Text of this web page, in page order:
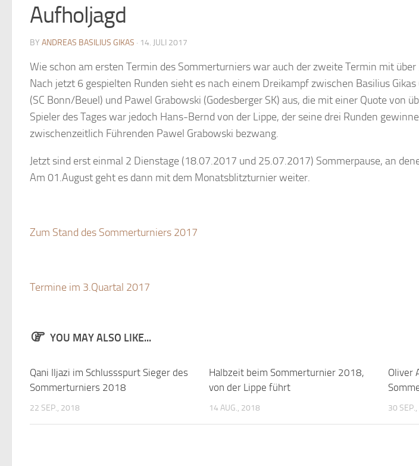
Aufholjagd
BY ANDREAS BASILIUS GIKAS · 14. JULI 2017
Wie schon am ersten Termin des Sommerturniers war auch der zweite Termin mit
Nach jetzt 6 gespielten Runden sieht es nach einem Dreikampf zwischen Basilius
(SC Bonn/Beuel) und Pawel Grabowski (Godesberger SK) aus, die mit einer Quote von
Spieler des Tages war jedoch Hans-Bernd von der Lippe, der seine drei Runden
zwischenzeitlich Führenden Pawel Grabowski bezwang.
Jetzt sind erst einmal 2 Dienstage (18.07.2017 und 25.07.2017) Sommerpause, an
Am 01.August geht es dann mit dem Monatsblitzturnier weiter.
Zum Stand des Sommerturniers 2017
Termine im 3.Quartal 2017
YOU MAY ALSO LIKE...
Qani Iljazi im Schlussspurt Sieger des
Sommerturniers 2018
22 SEP., 2018
Halbzeit beim Sommerturnier 2018,
von der Lippe führt
14 AUG., 2018
Oliver
30